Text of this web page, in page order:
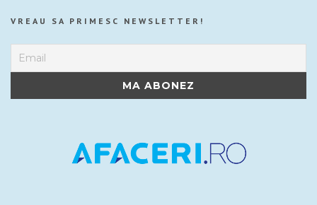
VREAU SA PRIMESC NEWSLETTER!